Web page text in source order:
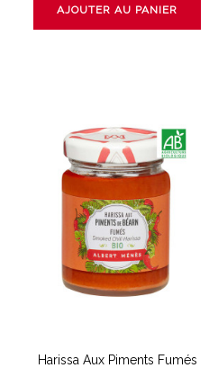
AJOUTER AU PANIER
Harissa Aux Piments Fumés